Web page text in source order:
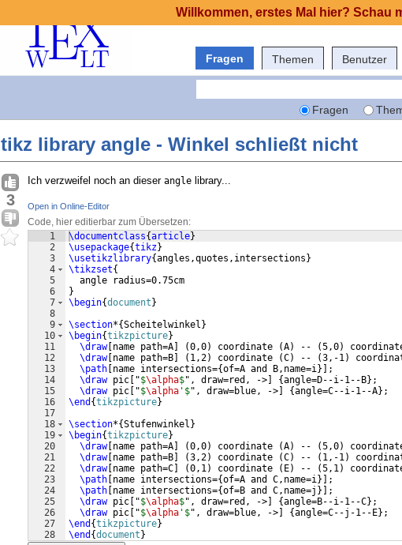
Fragen Themen Benutzer
Fragen
tikz library angle - Winkel schließt nicht
3
Ich verzweifel noch an dieser angle library...
Open in Online-Editor
Code, hier editierbar zum Übersetzen:
1
2
3
4
5
6
7
8
9
10
11
12
13
14
15
16
17
18
19
20
21
22
23
24
25
26
27
28
\documentclass{article}
\usepackage{tikz}
\usetikzlibrary{angles,quotes,intersections }
\tikzset{
  angle radius=0.75cm
}
\begin{document }
\section*{Scheitelwinkel }
\begin{tikzpicture}
\draw[ name path=A (0,0) coordinate (A) -- (5,0)
\draw[ name path=B ( 1,2) coordinate (C) -- (3,-1)
\path name intersections={of=A and B,name=i}]
;
\draw pic "$\alpha$", draw=red, -> {angle=D--i-1--B} ;
\draw pic "$\alpha '$", draw=blue, -> {angle=C--i-1--A} ;
\end {tikzpicture}
\section*{Stufenwinkel }
\begin{tikzpicture}
\draw[ name path=A (0,0) coordinate (A) -- (5,0)
\draw[ name path=B (3,2) coordinate (C) -- ( 1,-1)
\draw[ name path=C (0,1) coordinate ( E) -- (5,1)
\path name intersections={of=A and C,name=i}]
;
\path name intersections={of=B and C,name=j }]
;
\draw pic "$\alpha$", draw=red, -> {angle=B--i-1--C} ;
\draw pic "$\alpha '$", draw=blue, -> {angle=C--j-1--E} ;
\end {tikzpicture}
\end {document }
Willkommen, erstes Mal hier? Schau